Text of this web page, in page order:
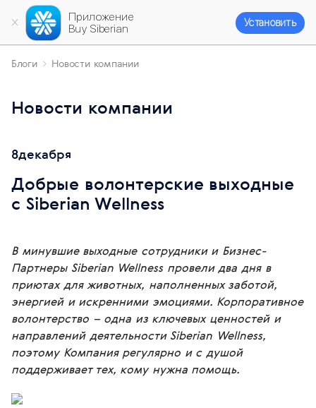
Приложение
Buy Siberian
Установить
Блоги Новости компании
Новости компании
8декабря
Добрые волонтерские выходные
с Siberian Wellness
В минувшие выходные сотрудники и Бизнес-
Партнеры Siberian Wellness провели два дня в
приютах для животных, наполненных заботой,
энергией и искренними эмоциями. Корпоративное
волонтерство – одна из ключевых ценностей и
направлений деятельности Siberian Wellness,
поэтому Компания регулярно и с душой
поддерживает тех, кому нужна помощь.